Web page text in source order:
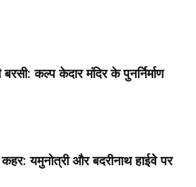
कल्प केदार मंदिर के पुनर्निर्माण
यमुनोत्री और बदरीनाथ हाईवे पर